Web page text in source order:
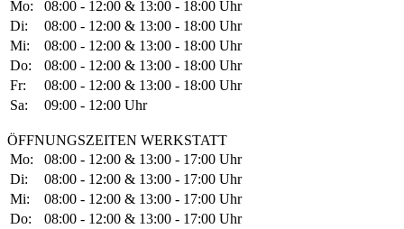
Mo:
08:00 - 12:00 & 13:00 - 18:00 Uhr
Di:
08:00 - 12:00 & 13:00 - 18:00 Uhr
Mi:
08:00 - 12:00 & 13:00 - 18:00 Uhr
Do:
08:00 - 12:00 & 13:00 - 18:00 Uhr
Fr:
08:00 - 12:00 & 13:00 - 18:00 Uhr
Sa:
09:00 - 12:00 Uhr
ÖFFNUNGSZEITEN WERKSTATT
Mo:
08:00 - 12:00 & 13:00 - 17:00 Uhr
Di:
08:00 - 12:00 & 13:00 - 17:00 Uhr
Mi:
08:00 - 12:00 & 13:00 - 17:00 Uhr
Do:
08:00 - 12:00 & 13:00 - 17:00 Uhr